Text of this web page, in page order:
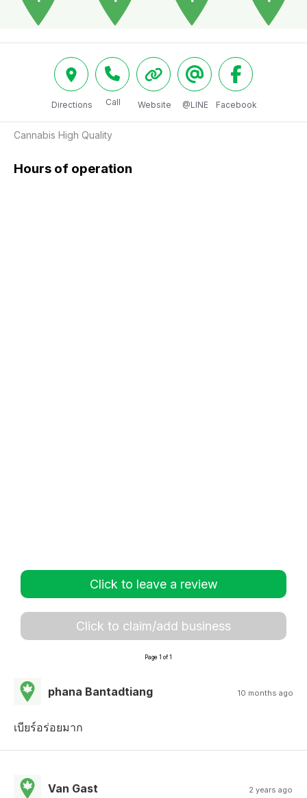
Directions Call Website @LINE Facebook
Cannabis High Quality
Hours of operation
Click to leave a review
Click to claim/add business
Page 1 of 1
phana Bantadtiang 10 months ago
เบียร์อร่อยมาก
Van Gast 2 years ago